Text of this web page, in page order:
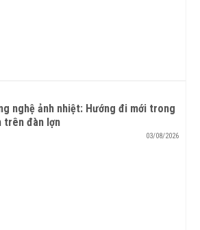
nghệ ảnh nhiệt: Hướng đi mới trong
trên đàn lợn
03/08/2026